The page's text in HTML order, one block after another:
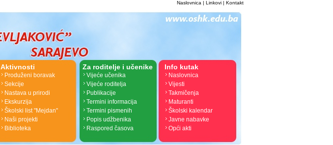
Naslovnica | Linkovi | Kontakt
Aktivnosti
Produženi boravak
Sekcije
Nastava u prirodi
Ekskurzija
Školski list "Mejdan"
Naši projekti
Biblioteka
Za roditelje i učenike
Vijeće učenika
Vijeće roditelja
Publikacije
Termini informacija
Termini pismenih
Popis udžbenika
Raspored časova
Info kutak
Naslovnica
Vijesti
Takmičenja
Maturanti
Školski kalendar
Javne nabavke
Opći akti